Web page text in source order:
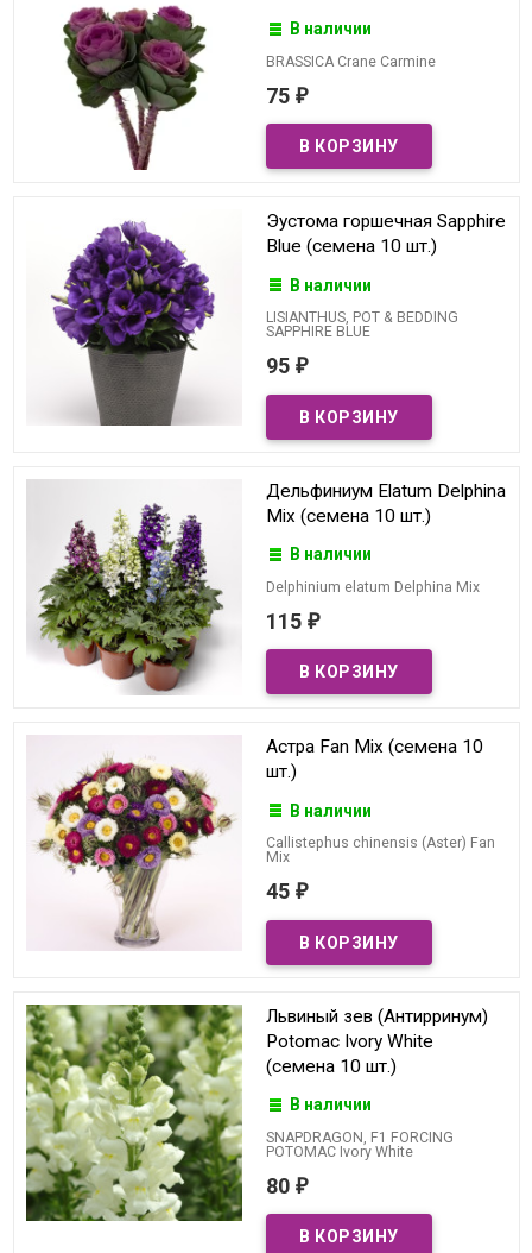
В наличии
BRASSICA Crane Carmine
75 ₽
Эустома горшечная Sapphire
Blue (семена 10 шт.)
В наличии
LISIANTHUS, POT & BEDDING
SAPPHIRE BLUE
95 ₽
Дельфиниум Elatum Delphina
Mix (семена 10 шт.)
В наличии
Delphinium elatum Delphina Mix
115 ₽
Астра Fan Mix (семена 10
шт.)
В наличии
Callistephus chinensis (Aster) Fan
Mix
45 ₽
Львиный зев (Антирринум)
Potomac Ivory White
(семена 10 шт.)
В наличии
SNAPDRAGON, F1 FORCING
POTOMAC Ivory White
80 ₽